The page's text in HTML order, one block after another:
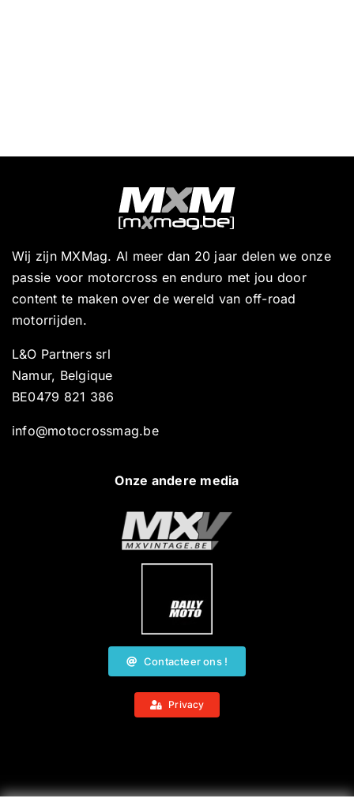
Wij zijn MXMag. Al meer dan 20 jaar delen we onze
passie voor motorcross en enduro met jou door
content te maken over de wereld van off-road
motorrijden.
L&O Partners srl
Namur, Belgique
BE0479 821 386
info@motocrossmag.be
Onze andere media
Contacteer ons !
Privacy